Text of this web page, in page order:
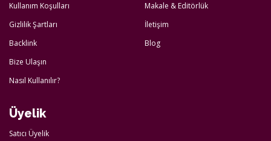
Kullanım Koşulları
Gizlilik Şartları
Backlink
Bize Ulaşın
Nasıl Kullanılır?
Makale & Editörlük
İletişim
Blog
Üyelik
Satıcı Üyelik